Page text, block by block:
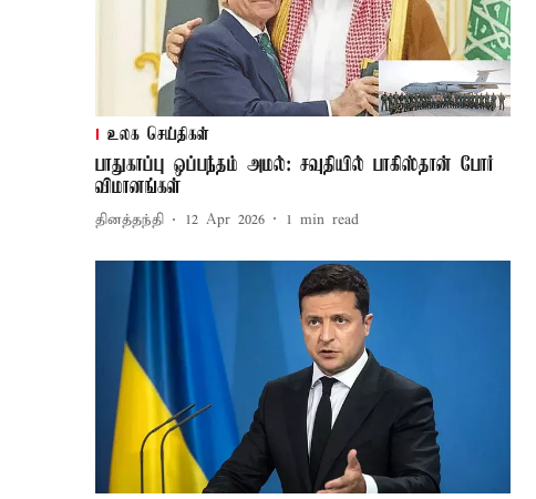
உலக செய்திகள்
பாதுகாப்பு ஒப்பந்தம் அமல்: சவுதியில் பாகிஸ்தான் போர்
விமானங்கள்
தினத்தந்தி 12 Apr 2026 1 min read